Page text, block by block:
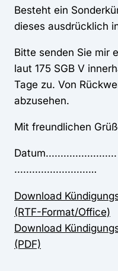
Besteht ein
dieses ausdrücklich
Bitte senden Sie mir
laut 175 SGB V
Tage zu. Von
abzusehen.
Mit freundlichen
.........................…
Download
(RTF-Format/Office)
Download
(PDF)